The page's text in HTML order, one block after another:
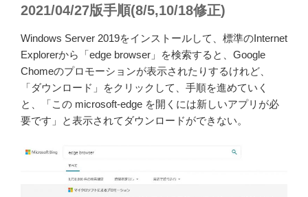
2021/04/27版手順(8/5,10/18修正)
Windows Server 2019をインストールして、標準のInternet
Explorerから「edge browser」を検索すると、Google
Chomeのプロモーションが表示されたりするけれど、
「ダウンロード」をクリックして、手順を進めていく
と、「この microsoft-edge を開くには新しいアプリが必
要です」と表示されてダウンロードができない。